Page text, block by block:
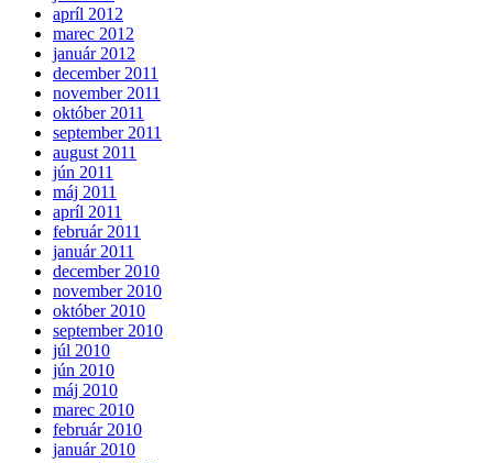
apríl 2012
marec 2012
január 2012
december 2011
november 2011
október 2011
september 2011
august 2011
jún 2011
máj 2011
apríl 2011
február 2011
január 2011
december 2010
november 2010
október 2010
september 2010
júl 2010
jún 2010
máj 2010
marec 2010
február 2010
január 2010